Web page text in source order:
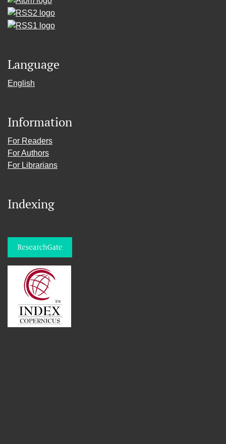
Language
English
Information
For Readers
For Authors
For Librarians
Indexing